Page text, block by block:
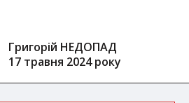
Григорій НЕДОПАД
17 травня 2024 року